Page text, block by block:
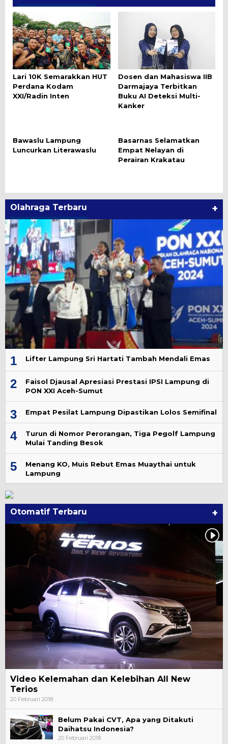
Lari 10K Semarakkan HUT
Perdana Kodam
XXI/Radin Inten
Dosen dan Mahasiswa IIB
Darmajaya Terbitkan
Buku AI Deteksi Multi-
Kanker
Bawaslu Lampung
Luncurkan Literawaslu
Basarnas Selamatkan
Empat Nelayan di
Perairan Krakatau
Olahraga Terbaru +
1 Lifter Lampung Sri Hartati Tambah Mendali Emas
2
Faisol Djausal Apresiasi Prestasi IPSI Lampung di
PON XXI Aceh-Sumut
3 Empat Pesilat Lampung Dipastikan Lolos Semifinal
4
Turun di Nomor Perorangan, Tiga Pegolf Lampung
Mulai Tanding Besok
5
Menang KO, Muis Rebut Emas Muaythai untuk
Lampung
Otomatif Terbaru +
Video Kelemahan dan Kelebihan All New
Terios
20 Februari 2018
Belum Pakai CVT, Apa yang Ditakuti
Daihatsu Indonesia?
20 Februari 2018